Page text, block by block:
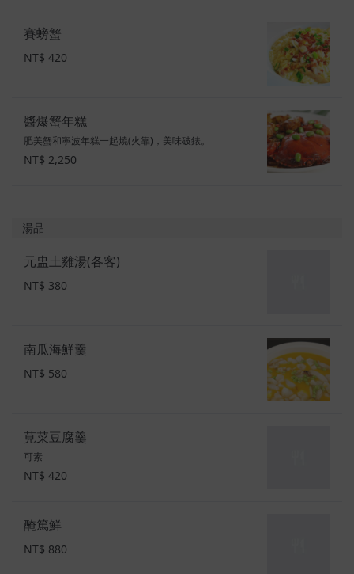
賽螃蟹
NT$ 420
醬爆蟹年糕
肥美蟹和寧波年糕一起燒(火靠)，美味破錶。
NT$ 2,250
湯品
元盅土雞湯(各客)
NT$ 380
南瓜海鮮羹
NT$ 580
莧菜豆腐羹
可素
NT$ 420
醃篤鮮
NT$ 880